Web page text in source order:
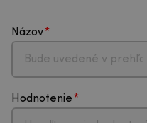
Názov
Hodnotenie